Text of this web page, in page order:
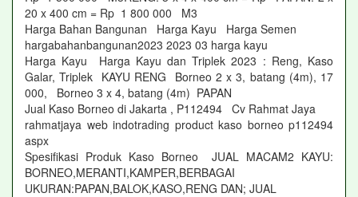
20 x 400 cm = Rp 1 800 000 M3
Harga Bahan Bangunan Harga Kayu Harga Semen
hargabahanbangunan2023 2023 03 harga kayu
Harga Kayu Harga Kayu dan Triplek 2023 : Reng, Kaso
Galar, Triplek KAYU RENG Borneo 2 x 3, batang (4m), 17
000, Borneo 3 x 4, batang (4m) PAPAN
Jual Kaso Borneo di Jakarta , P112494 Cv Rahmat Jaya
rahmatjaya web indotrading product kaso borneo p112494
aspx
Spesifikasi Produk Kaso Borneo JUAL MACAM2 KAYU:
BORNEO,MERANTI,KAMPER,BERBAGAI
UKURAN:PAPAN,BALOK,KASO,RENG DAN; JUAL